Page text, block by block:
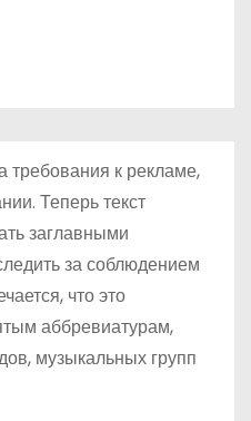
требования к рекламе,
Теперь текст
заглавными
за соблюдением
что это
аббревиатурам,
музыкальных групп